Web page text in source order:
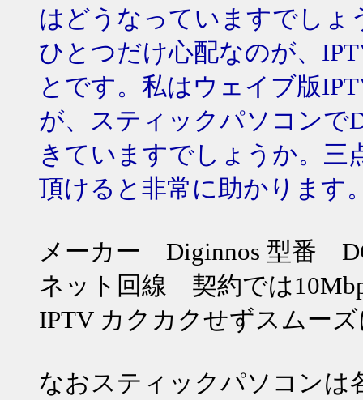
はどうなっていますでしょ
ひとつだけ心配なのが、
とです。私はウェイブ版
が、スティックパソコンで
きていますでしょうか。三
頂けると非常に助かります
メーカー Diginnos 型番
ネット回線 契約では
IPTV カクカクせずスムー
なおスティックパソコンは